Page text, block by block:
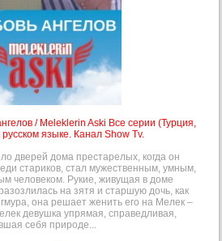
/ Meleklerin Aski Все серии (Турция,
языке. Канал Show Tv.
дверей дома престарелых, когда он
стариков, стал мужественным, умным,
человеком. Рукие, живущая в доме
на зятя и старшую дочь, как
она решает женить его на Мелек –
девушка упрямая, справедливая,
себя природе...